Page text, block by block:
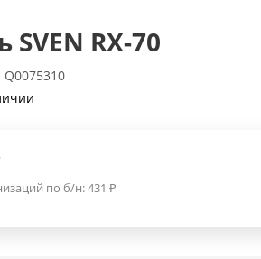
RX-70
Q0075310
по б/н:431 ₽